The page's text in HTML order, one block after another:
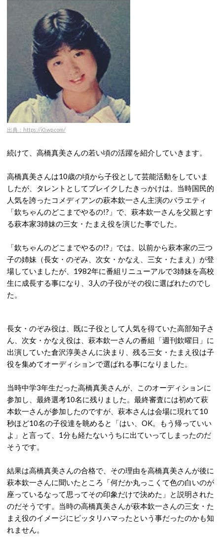
出典：https://i0.wp.com/
続けて、高橋真美さんの若い頃の活躍を紹介していきます。
高橋真美さんは10歳の頃から子役として芸能活動をしていま
したが、タレントとしてブレイクしたきっかけは、当時国民的
人気を誇ったコメディアンの萩本欽一さん主演のバラエティ
「欽ちゃんのどこまでやるの!?」で、萩本欽一さんを父親とす
る萩本家3姉妹の三女・たまえ役を演じた事でした。
「欽ちゃんのどこまでやるの!?」では、以前から萩本家の三つ
子の姉妹（長女・のぞみ、次女・かなえ、三女・たまえ）が登
場していましたが、1982年に番組リニューアルで3姉妹を高校
生に成長する事になり、3人の子役がその役に選ばれたのでし
た。
長女・のぞみ役は、既に子役として人気を得ていた高部知子さ
ん、次女・かなえ役は、萩本欽一さんの番組「週刊欽曜日」に
出演していた倉沢淳美さんに決まり、残る三女・たまえ役は子
役を集めてオーディションで選ばれる事になりました。
当時中学3年生だった高橋真美さんが、このオーディションに
参加し、最終選考10名に残りました。最終審査には初めて萩
本欽一さんが参加したのですが、萩本さんは会場に現れて10
秒ほど10名の子役達を眺めると「はい、OK。もう帰っていい
よ」と言って、1分も経たないうちに出ていってしまったのだ
そうです。
結果は高橋真美さんの合格で、その理由を高橋真美さんが後に
萩本欽一さんに聞いたところ「何だか丸っこくて色の白いのが
座っているなって思ってその印象だけで決めた」と説明された
のだそうです。当時の高橋真美さんが萩本欽一さんの三女・た
まえ役のイメージにピッタリハマったという事だったのかも知
れません。